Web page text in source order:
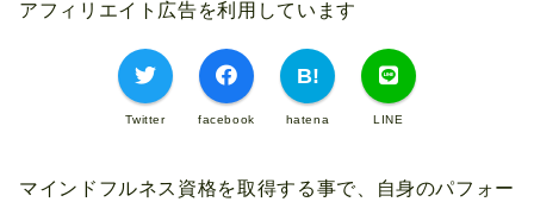
アフィリエイト広告を利用しています
Twitter facebook hatena LINE
マインドフルネス資格を取得する事で、自身のパフォー